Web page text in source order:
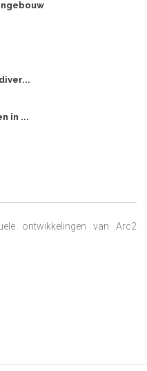
in ...
ontwikkelingen van Arc2